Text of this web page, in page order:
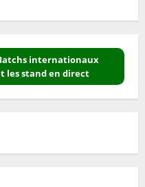
internationaux
les stand en direct